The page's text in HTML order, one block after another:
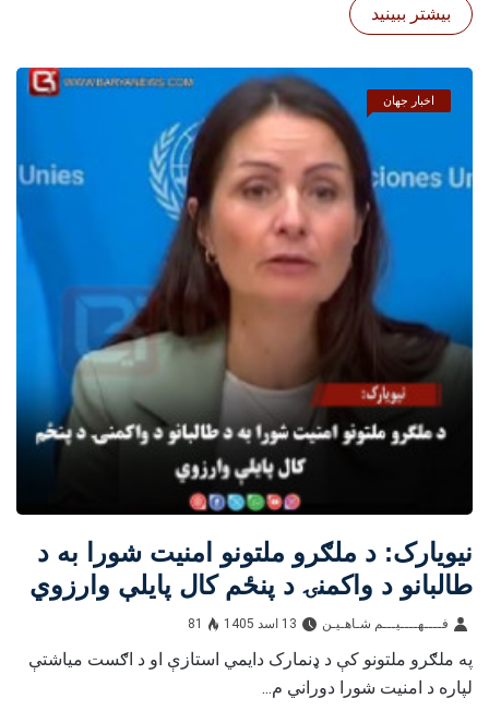
بیشتر ببینید
اخبار جهان
نیویارک: د ملګرو ملتونو امنیت شورا به د
طالبانو د واکمنۍ د پنځم کال پایلې وارزوي
فــــهــــيـــم شـاهـیـن‎‎ 13 اسد 1405 81
په ملګرو ملتونو کې د ډنمارک دایمي استازې او د اګست میاشتې
لپاره د امنیت شورا دوراني م...